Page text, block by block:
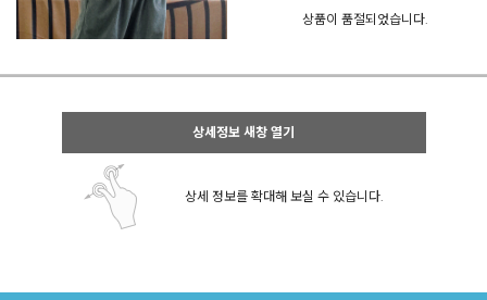
상품이 품절되었습니다.
상세정보 새창 열기
상세 정보를 확대해 보실 수 있습니다.